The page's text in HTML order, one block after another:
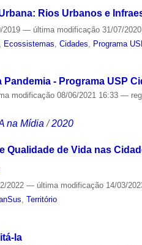
Rios Urbanos e
2019— última modificação 31/07/
Ecossistemas ,Cidades Programa
- Programa USP
modificação 08/06/2021 16:33—
na Mídia /2020
Qualidade de Vida nas
2022— última modificação 14/03/
,Território
la